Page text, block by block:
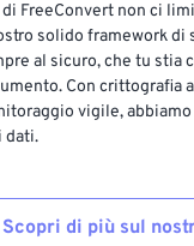
di FreeConvert non ci
solido framework di
al sicuro, che tu stia
Con crittografia
vigile,
dati.
Scopri di più sul